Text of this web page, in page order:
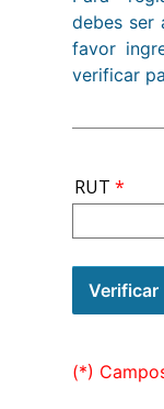
debes ser
favor
verificar
RUT
Verificar